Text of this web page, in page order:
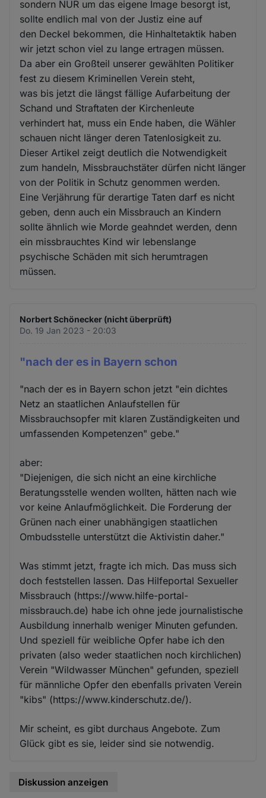
sondern NUR um das eigene Image besorgt ist,
sollte endlich mal von der Justiz eine auf
den Deckel bekommen, die Hinhaltetaktik haben
wir jetzt schon viel zu lange ertragen müssen.
Da aber ein Großteil unserer gewählten Politiker
fest zu diesem Kriminellen Verein steht,
was bis jetzt die längst fällige Aufarbeitung der
Schand und Straftaten der Kirchenleute
verhindert hat, muss ein Ende haben, die Wähler
schauen nicht länger deren Tatenlosigkeit zu.
Dieser Artikel zeigt deutlich die Notwendigkeit
zum handeln, Missbrauchstäter dürfen nicht länger
von der Politik in Schutz genommen werden.
Eine Verjährung für derartige Taten darf es nicht
geben, denn auch ein Missbrauch an Kindern
sollte ähnlich wie Morde geahndet werden, denn
ein missbrauchtes Kind wir lebenslange
psychische Schäden mit sich herumtragen
müssen.
Norbert Schönecker (nicht überprüft)
Do. 19 Jan 2023 - 20:03
"nach der es in Bayern schon
"nach der es in Bayern schon jetzt "ein dichtes
Netz an staatlichen Anlaufstellen für
Missbrauchsopfer mit klaren Zuständigkeiten und
umfassenden Kompetenzen" gebe."
aber:
"Diejenigen, die sich nicht an eine kirchliche
Beratungsstelle wenden wollten, hätten nach wie
vor keine Anlaufmöglichkeit. Die Forderung der
Grünen nach einer unabhängigen staatlichen
Ombudsstelle unterstützt die Aktivistin daher."
Was stimmt jetzt, fragte ich mich. Das muss sich
doch feststellen lassen. Das Hilfeportal Sexueller
Missbrauch (https://www.hilfe-portal-
missbrauch.de) habe ich ohne jede journalistische
Ausbildung innerhalb weniger Minuten gefunden.
Und speziell für weibliche Opfer habe ich den
privaten (also weder staatlichen noch kirchlichen)
Verein "Wildwasser München" gefunden, speziell
für männliche Opfer den ebenfalls privaten Verein
"kibs" (https://www.kinderschutz.de/).
Mir scheint, es gibt durchaus Angebote. Zum
Glück gibt es sie, leider sind sie notwendig.
Diskussion anzeigen